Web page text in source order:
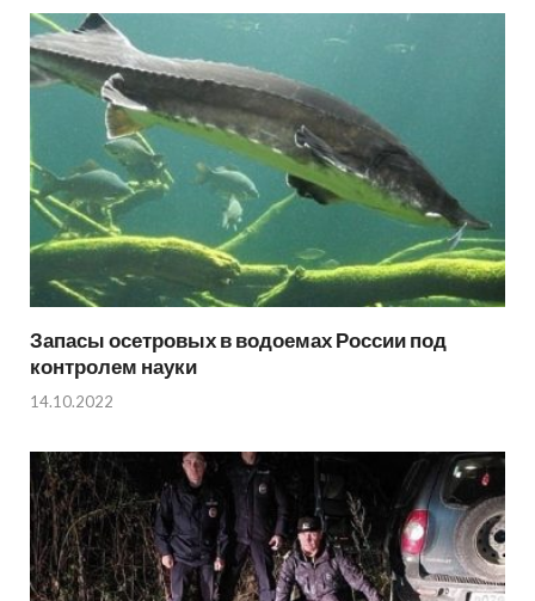
Запасы осетровых в водоемах России под
контролем науки
14.10.2022